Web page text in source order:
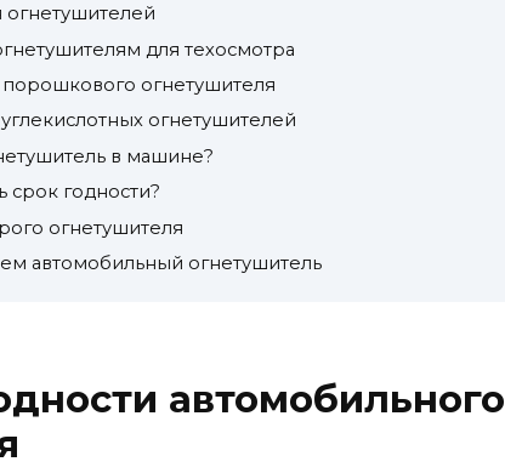
огнетушителей
для техосмотра
огнетушителя
огнетушителей
в машине?
срок годности?
огнетушителя
автомобильный огнетушитель
автомобильного